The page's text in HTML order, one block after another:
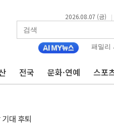
2026.08.07 (금) |
패밀리
전국 문화·연예 스포
톱'… 美 해상봉쇄 영향
주 '활짝'
닥 선물 1%대 상승